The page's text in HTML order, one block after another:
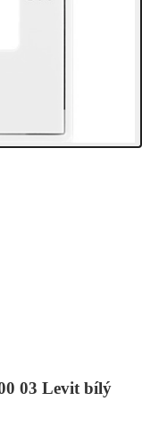
03 Levit bílý